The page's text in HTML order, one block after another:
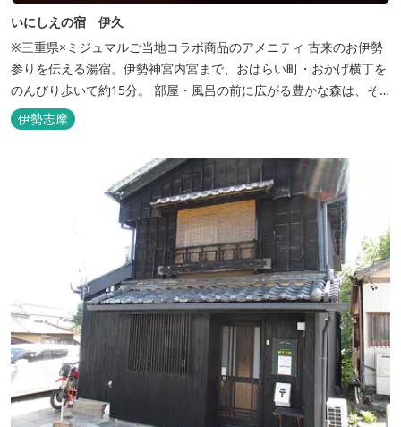
いにしえの宿 伊久
※三重県×ミジュマルご当地コラボ商品のアメニティ 古来のお伊勢
参りを伝える湯宿。伊勢神宮内宮まで、おはらい町・おかげ横丁を
のんびり歩いて約15分。 部屋・風呂の前に広がる豊かな森は、そ
のまま内宮の森へと連なっています。 お伊勢さんとつながってい
る・・そんな気持ちになる宿です。 館内には2つの大浴場と趣の異
伊勢志摩